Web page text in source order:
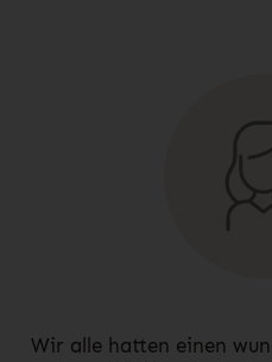
Wir alle hatten einen